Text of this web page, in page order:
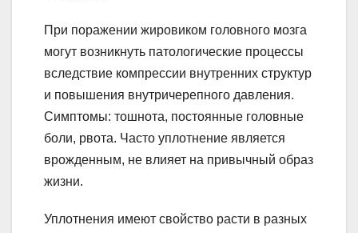
При поражении жировиком головного мозга
могут возникнуть патологические процессы
вследствие компрессии внутренних структур
и повышения внутричерепного давления.
Симптомы: тошнота, постоянные головные
боли, рвота. Часто уплотнение является
врожденным, не влияет на привычный образ
жизни.
Уплотнения имеют свойство расти в разных